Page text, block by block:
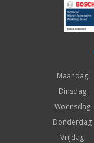
Maandag
Dinsdag
Woensdag
Donderdag
Vrijdag